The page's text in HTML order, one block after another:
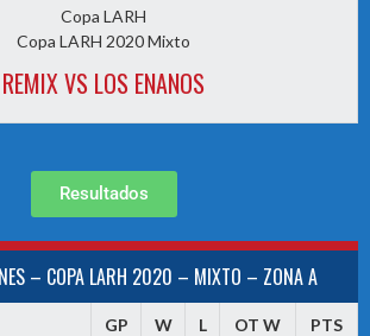
Copa LARH
Copa LARH 2020 Mixto
REMIX VS LOS ENANOS
Resultados
– COPA LARH 2020 – MIXTO – ZONA A
GP W L OT W PTS